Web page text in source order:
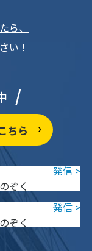
ら、
い！
ちら
ぞく
ぞく